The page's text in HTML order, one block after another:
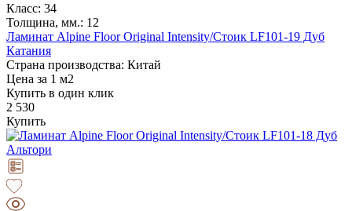
Класс: 34
Толщина, мм.: 12
Ламинат Alpine Floor Original Intensity/Стоик LF101-19 Дуб
Катания
Страна производства: Китай
Цена за 1 м2
Купить в один клик
2 530
Купить